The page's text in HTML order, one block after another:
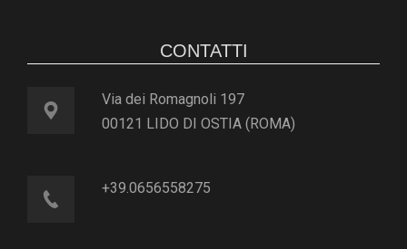
CONTATTI
Via dei Romagnoli 197
00121 LIDO DI OSTIA (ROMA)
+39.0656558275